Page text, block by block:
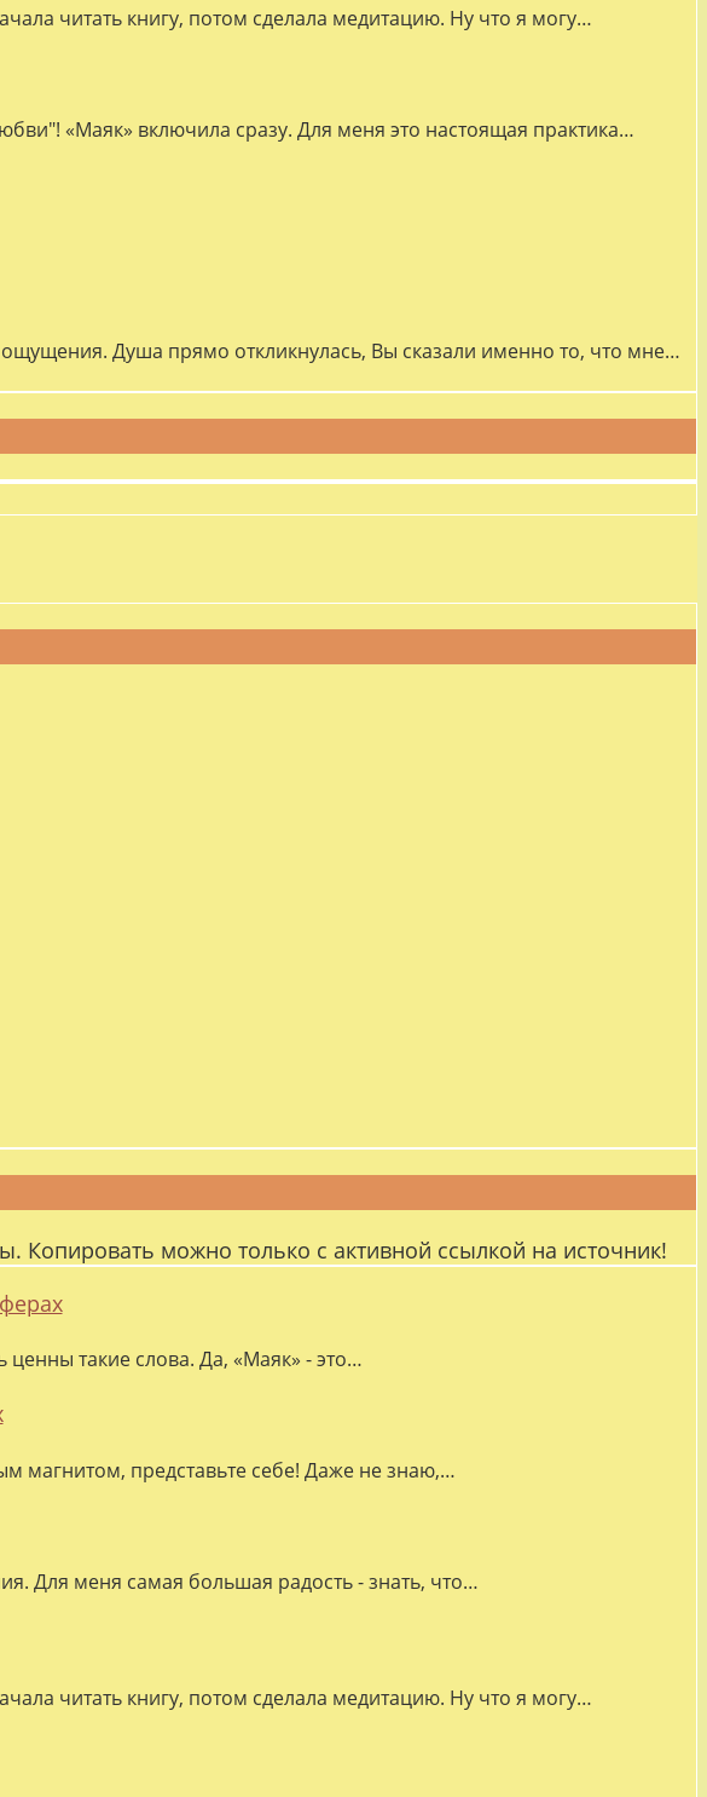
читать книгу, потом сделала медитацию. Ну что я могу…
«Маяк» включила сразу. Для меня это настоящая практика…
Душа прямо откликнулась, Вы сказали именно то, что мне…
Копировать можно только с активной ссылкой на источник!
такие слова. Да, «Маяк» - это…
магнитом, представьте себе! Даже не знаю,…
Для меня самая большая радость - знать, что…
читать книгу, потом сделала медитацию. Ну что я могу…